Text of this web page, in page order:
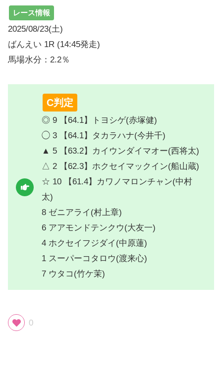
レース情報
2025/08/23(土)
ばんえい 1R (14:45発走)
馬場水分：2.2％
C判定
◎ 9 【64.1】トヨシゲ(赤塚健)
◯ 3 【64.1】タカラハナ(今井千)
▲ 5 【63.2】カイウンダイマオー(西将太)
△ 2 【62.3】ホクセイマックイン(船山蔵)
☆ 10 【61.4】カワノマロンチャン(中村
太)
8 ゼニアライ(村上章)
6 アアモンドテンクウ(大友一)
4 ホクセイフジダイ(中原蓮)
1 スーパーコタロウ(渡来心)
7 ウタコ(竹ケ茉)
0